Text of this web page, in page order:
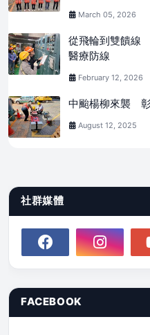
March 05, 2026
從飛輪到雙饋線
醫療防線
February 12, 2026
中颱楊柳來襲
August 12, 2025
社群媒體
FACEBOOK